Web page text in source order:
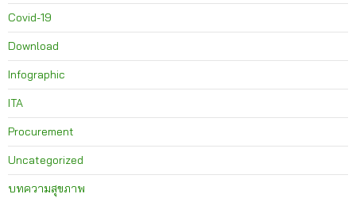
Covid-19
Download
Infographic
ITA
Procurement
Uncategorized
บทความสุขภาพ